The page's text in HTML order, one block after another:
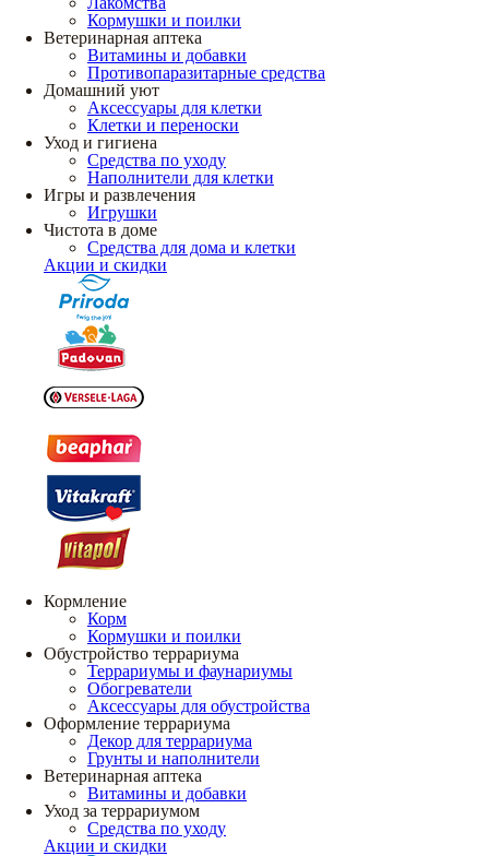
Кормушки и поилки
Ветеринарная аптека
Витамины и добавки
Противопаразитарные средства
Домашний уют
Аксессуары для клетки
Клетки и переноски
Уход и гигиена
Средства по уходу
Наполнители для клетки
Игры и развлечения
Игрушки
Чистота в доме
Средства для дома и клетки
Акции и скидки
Кормление
Корм
Кормушки и поилки
Обустройство террариума
Террариумы и фаунариумы
Обогреватели
Аксессуары для обустройства
Оформление террариума
Декор для террариума
Грунты и наполнители
Ветеринарная аптека
Витамины и добавки
Уход за террариумом
Средства по уходу
Акции и скидки